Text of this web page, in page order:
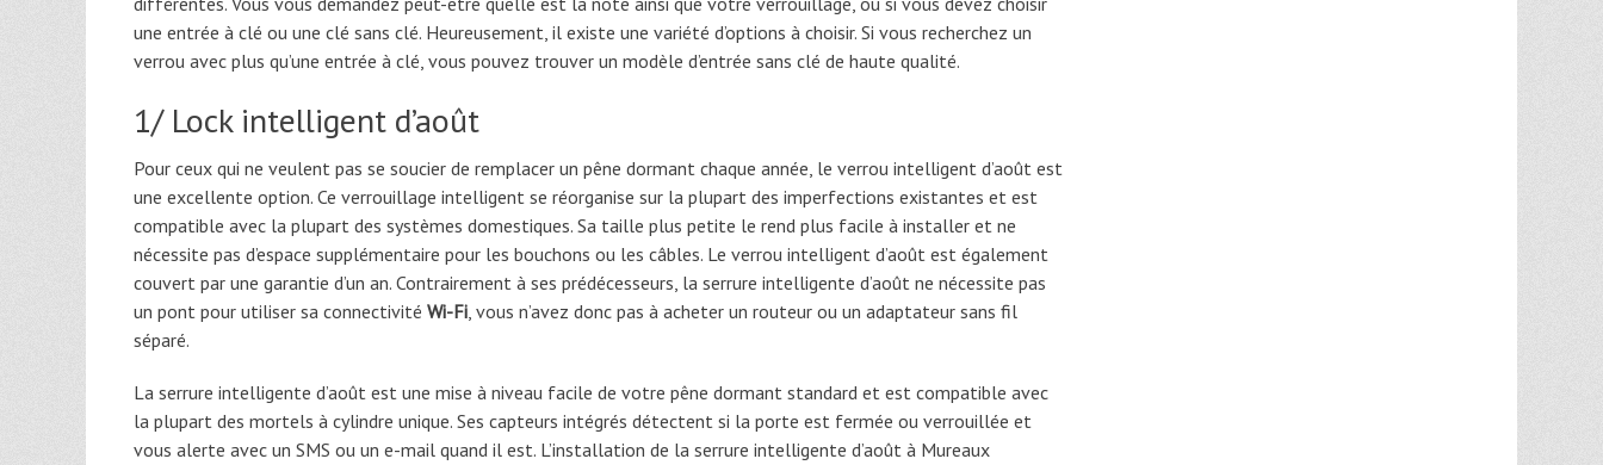
une entrée à clé ou une clé sans clé. Heureusement, il existe une variété d’options à choisir. Si vous recherchez un
verrou avec plus qu’une entrée à clé, vous pouvez trouver un modèle d’entrée sans clé de haute qualité.
1/ Lock intelligent d’août
Pour ceux qui ne veulent pas se soucier de remplacer un pêne dormant chaque année, le verrou intelligent d’août est
une excellente option. Ce verrouillage intelligent se réorganise sur la plupart des imperfections existantes et est
compatible avec la plupart des systèmes domestiques. Sa taille plus petite le rend plus facile à installer et ne
nécessite pas d’espace supplémentaire pour les bouchons ou les câbles. Le verrou intelligent d’août est également
couvert par une garantie d’un an. Contrairement à ses prédécesseurs, la serrure intelligente d’août ne nécessite pas
un pont pour utiliser sa connectivité Wi-Fi, vous n’avez donc pas à acheter un routeur ou un adaptateur sans fil
séparé.
La serrure intelligente d’août est une mise à niveau facile de votre pêne dormant standard et est compatible avec
la plupart des mortels à cylindre unique. Ses capteurs intégrés détectent si la porte est fermée ou verrouillée et
vous alerte avec un SMS ou un e-mail quand il est. L’installation de la serrure intelligente d’août à Mureaux